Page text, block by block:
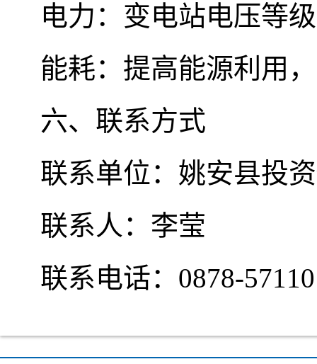
电力：变电站电压等
能耗：提高能源利用 ，
六、联系方式
联系单位：姚安县投
联系人：李莹
联系电话：0878-